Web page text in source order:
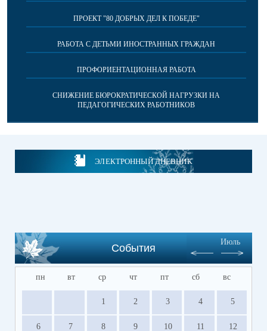
ПРОЕКТ "80 ДОБРЫХ ДЕЛ К ПОБЕДЕ"
РАБОТА С ДЕТЬМИ ИНОСТРАННЫХ ГРАЖДАН
ПРОФОРИЕНТАЦИОННАЯ РАБОТА
СНИЖЕНИЕ БЮРОКРАТИЧЕСКОЙ НАГРУЗКИ НА
ПЕДАГОГИЧЕСКИХ РАБОТНИКОВ
ЭЛЕКТРОННЫЙ ДНЕВНИК
События
Июль
пн вт ср чт пт сб вс
1 2 3 4 5
6 7 8 9 10 11 12